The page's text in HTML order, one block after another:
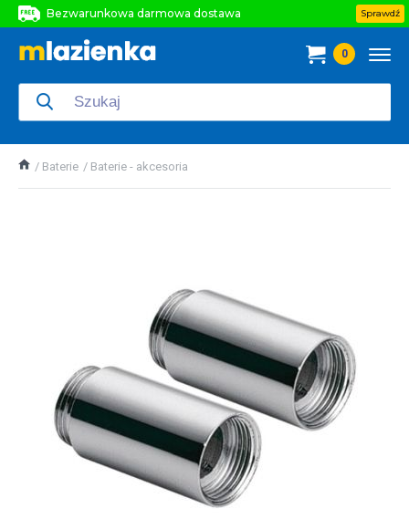
Bezwarunkowa darmowa dostawa
Bezwarunkowa darmowa dostawa
Sprawdź
0
Baterie Baterie - akcesoria